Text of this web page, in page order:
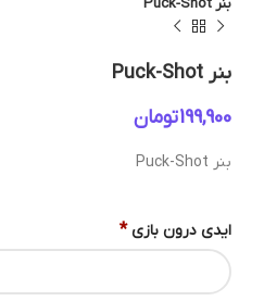
بنر Puck-Shot
بنر Puck-Shot
تومان
بنر Puck-Shot
ایدی درون بازی *